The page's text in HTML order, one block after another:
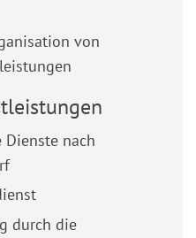
von
nach
durch die